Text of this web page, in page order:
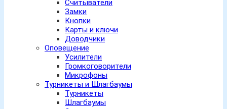
Считыватели
Замки
Кнопки
Карты и ключи
Доводчики
Оповещение
Усилители
Громкоговорители
Микрофоны
Турникеты и Шлагбаумы
Турникеты
Шлагбаумы